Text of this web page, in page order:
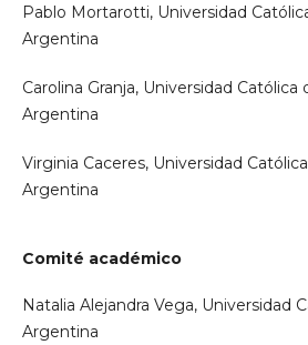
Pablo Mortarotti, Universidad
Argentina
Carolina Granja, Universidad Católica
Argentina
Virginia Caceres, Universidad
Argentina
Comité académico
Natalia Alejandra Vega, Universidad
Argentina